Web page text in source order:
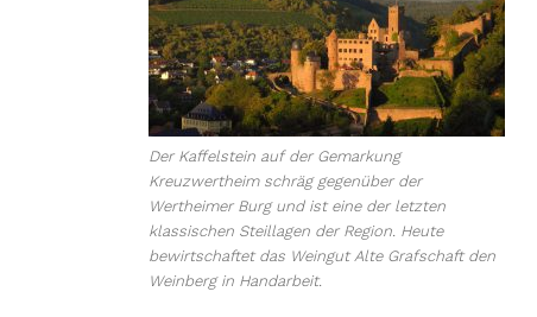
Der Kaffelstein auf der Gemarkung
Kreuzwertheim schräg gegenüber der
Wertheimer Burg und ist eine der letzten
klassischen Steillagen der Region. Heute
bewirtschaftet das Weingut Alte Grafschaft den
Weinberg in Handarbeit.